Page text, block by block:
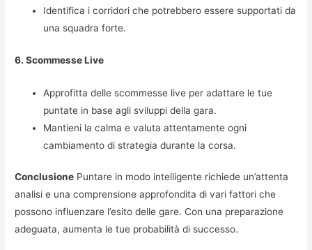
Identifica i corridori che potrebbero essere supportati da
una squadra forte.
6. Scommesse Live
Approfitta delle scommesse live per adattare le tue
puntate in base agli sviluppi della gara.
Mantieni la calma e valuta attentamente ogni
cambiamento di strategia durante la corsa.
Conclusione Puntare in modo intelligente richiede un’attenta
analisi e una comprensione approfondita di vari fattori che
possono influenzare l’esito delle gare. Con una preparazione
adeguata, aumenta le tue probabilità di successo.